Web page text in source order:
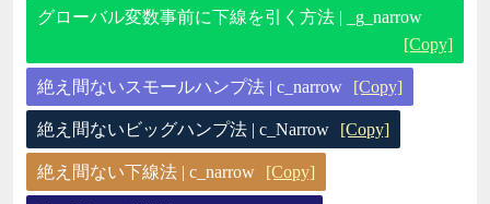
グローバル変数事前に下線を引く方法 | _g_narrow
[Copy]
絶え間ないスモールハンプ法 | c_narrow [Copy]
絶え間ないビッグハンプ法 | c_Narrow [Copy]
絶え間ない下線法 | c_narrow [Copy]